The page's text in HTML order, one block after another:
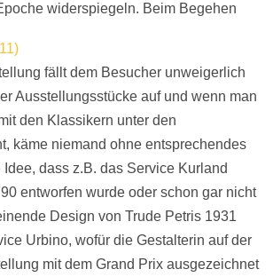
widerspiegeln. Beim Begehen
fällt dem Besucher unweigerlich
Ausstellungsstücke auf und wenn man
den Klassikern unter den
käme niemand ohne entsprechendes
dass z.B. das Service Kurland
entworfen wurde oder schon gar nicht
Design von Trude Petris 1931
Urbino, wofür die Gestalterin auf der
mit dem Grand Prix ausgezeichnet